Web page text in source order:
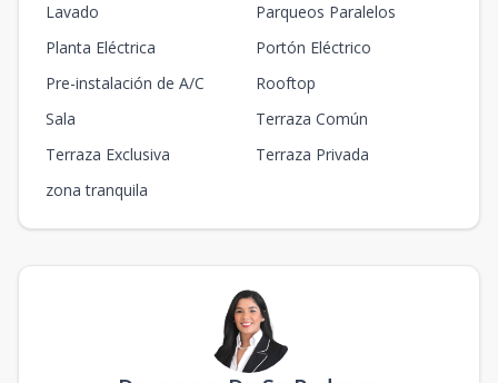
Lavado
Parqueos Paralelos
Planta Eléctrica
Portón Eléctrico
Pre-instalación de A/C
Rooftop
Sala
Terraza Común
Terraza Exclusiva
Terraza Privada
zona tranquila